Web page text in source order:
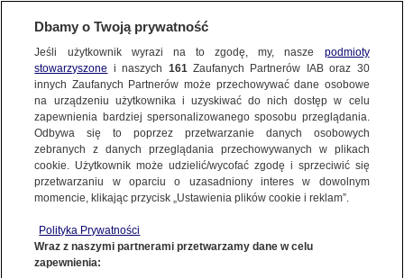
NAJNOWSZE
ZOBACZ FAKTY
FAKTY PO FAKTACH
FAKTY O ŚWIECIE
Dzień dobry!
Jedno konto do wszystkich usług
Dbamy o Twoją prywatność
Jeśli użytkownik wyrazi na to zgodę, my, nasze podmioty
stowarzyszone i naszych 161Zaufanych Partnerów IAB oraz 30
innych Zaufanych Partnerów może przechowywać dane osobowe
na urządzeniu użytkownika i uzyskiwać do nich dostęp w celu
zapewnienia bardziej spersonalizowanego sposobu przeglądania.
Odbywa się to poprzez przetwarzanie danych osobowych
zebranych z danych przeglądania przechowywanych w plikach
cookie. Użytkownik może udzielić/wycofać zgodę i sprzeciwić się
przetwarzaniu w oparciu o uzasadniony interes w dowolnym
momencie, klikając przycisk „Ustawienia plików cookie i reklam”.
Polityka Prywatności
Wraz z naszymi partnerami przetwarzamy dane w celu
zapewnienia: